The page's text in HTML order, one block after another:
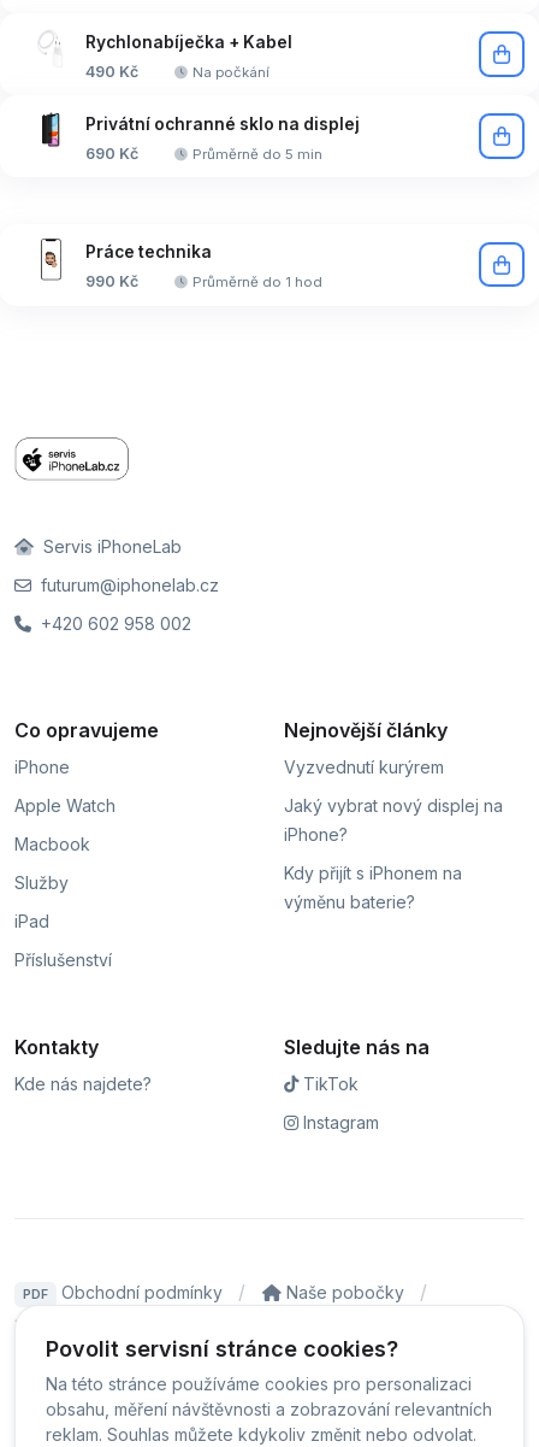
Rychlonabíječka + Kabel
490 Kč Na počkání
Privátní ochranné sklo na displej
690 Kč Průměrně do 5 min
Práce technika
990 Kč Průměrně do 1 hod
Povolit servisní stránce cookies?
Na této stránce používáme cookies pro personalizaci
obsahu, měření návštěvnosti a zobrazování relevantních
reklam. Souhlas můžete kdykoliv změnit nebo odvolat.
Servis iPhoneLab
futurum@iphonelab.cz
+420 602 958 002
Co opravujeme
iPhone
Apple Watch
Macbook
Služby
iPad
Příslušenství
Nejnovější články
Vyzvednutí kurýrem
Jaký vybrat nový displej na
iPhone?
Kdy přijít s iPhonem na
výměnu baterie?
Kontakty
Kde nás najdete?
Sledujte nás na
TikTok
Instagram
PDF Obchodní podmínky
Naše pobočky